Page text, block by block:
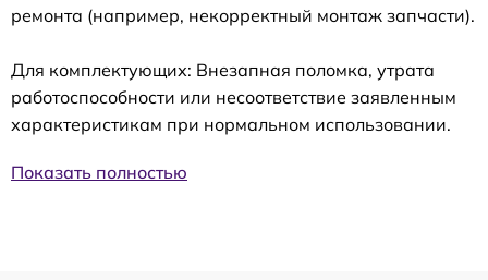
ремонта (например, некорректный монтаж запчасти).
Для комплектующих: Внезапная поломка, утрата
работоспособности или несоответствие заявленным
характеристикам при нормальном использовании.
Показать полностью